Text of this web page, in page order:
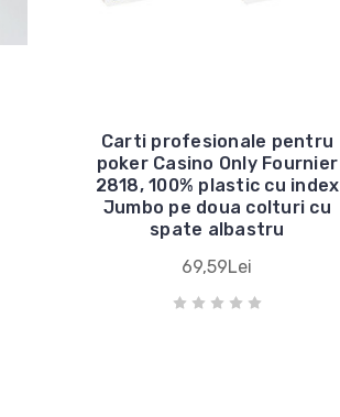
Carti profesionale pentru
poker Casino Only Fournier
2818, 100% plastic cu index
Jumbo pe doua colturi cu
spate albastru
69,59Lei